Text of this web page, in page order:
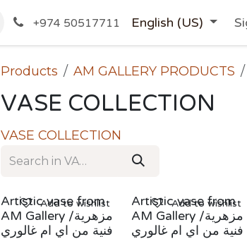
+974 50517711 English (US)
Products AM GALLERY PRODUCTS
VASE COLLECTION
VASE COLLECTION
Artistic vase from
AM Gallery /مزهرية
فنية من اي ام غالوري
Add to wishlist
Artistic vase from
AM Gallery /مزهرية
فنية من اي ام غالوري
Add to wishlist